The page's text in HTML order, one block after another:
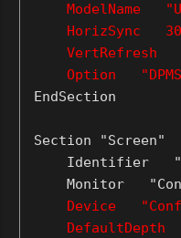
ModelName
HorizSync
VertRefresh
Option
EndSection
Section "Screen"
Identifier
Monitor
Device
DefaultDepth